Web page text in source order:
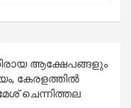
ആക്ഷേപങ്ങളും
കേരളത്തില്‍
ചെന്നിത്തല